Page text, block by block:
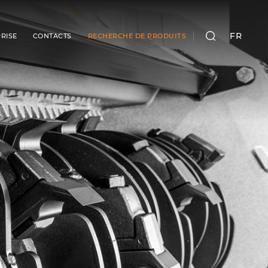
CONTACTS RECHERCHE DE PRODUITS RECHERCHER
FR